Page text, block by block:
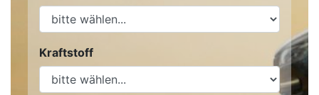
Kraftstoff